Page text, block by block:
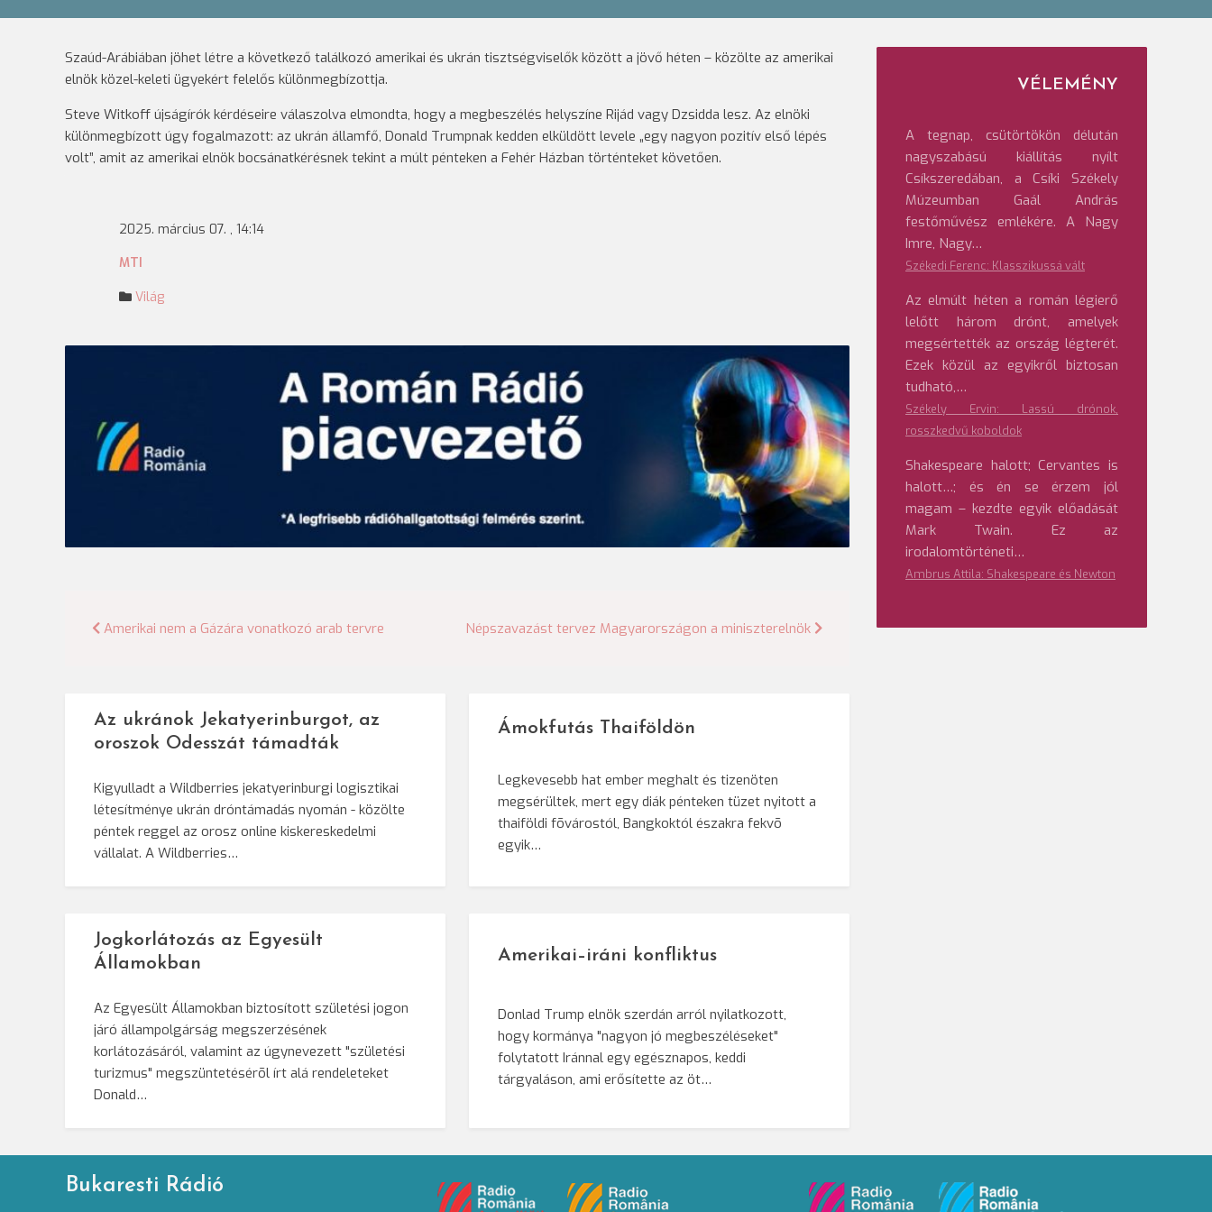
Szaúd-Arábiában jöhet létre a következő találkozó amerikai és ukrán tisztségviselők között a jövő héten – közölte az amerikai
elnök közel-keleti ügyekért felelős különmegbízottja.
Steve Witkoff újságírók kérdéseire válaszolva elmondta, hogy a megbeszélés helyszíne Rijád vagy Dzsidda lesz. Az elnöki
különmegbízott úgy fogalmazott: az ukrán államfő, Donald Trumpnak kedden elküldött levele „egy nagyon pozitív első lépés
volt”, amit az amerikai elnök bocsánatkérésnek tekint a múlt pénteken a Fehér Házban történteket követően.
2025. március 07. , 14:14
MTI
Világ
Bejegyzés
Amerikai nem a Gázára vonatkozó arab tervre Népszavazást tervez Magyarországon a miniszterelnök
Az ukránok Jekatyerinburgot, az
oroszok Odesszát támadták
Kigyulladt a Wildberries jekatyerinburgi logisztikai
létesítménye ukrán dróntámadás nyomán - közölte
péntek reggel az orosz online kiskereskedelmi
vállalat. A Wildberries…
Ámokfutás Thaiföldön
Legkevesebb hat ember meghalt és tizenöten
megsérültek, mert egy diák pénteken tüzet nyitott a
thaiföldi fõvárostól, Bangkoktól északra fekvõ
egyik…
Jogkorlátozás az Egyesült
Államokban
Az Egyesült Államokban biztosított születési jogon
járó állampolgárság megszerzésének
korlátozásáról, valamint az úgynevezett "születési
turizmus" megszüntetésérõl írt alá rendeleteket
Donald…
Amerikai–iráni konfliktus
Donlad Trump elnök szerdán arról nyilatkozott,
hogy kormánya "nagyon jó megbeszéléseket"
folytatott Iránnal egy egésznapos, keddi
tárgyaláson, ami erősítette az öt…
VÉLEMÉNY
A tegnap, csütörtökön délután
nagyszabású kiállítás nyílt
Csíkszeredában, a Csíki Székely
Múzeumban Gaál András
festőművész emlékére. A Nagy
Imre, Nagy…
Székedi Ferenc: Klasszikussá vált
Az elmúlt héten a román légierő
lelőtt három drónt, amelyek
megsértették az ország légterét.
Ezek közül az egyikről biztosan
tudható,…
Székely Ervin: Lassú drónok,
rosszkedvű koboldok
Shakespeare halott; Cervantes is
halott…; és én se érzem jól
magam – kezdte egyik előadását
Mark Twain. Ez az
irodalomtörténeti…
Ambrus Attila: Shakespeare és Newton
Bukaresti Rádió